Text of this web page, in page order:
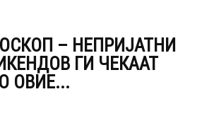
– НЕПРИЈАТНИ
ГИ ЧЕКААТ
ОВИЕ...